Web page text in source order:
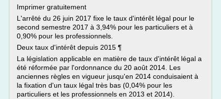
Imprimer gratuitement
L'arrêté du 26 juin 2017 fixe le taux d'intérêt légal pour le
second semestre 2017 à 3,94% pour les particuliers et à
0,90% pour les professionnels.
Deux taux d'intérêt depuis 2015 ¶
La législation applicable en matière de taux d'intérêt légal a
été réformée par l'ordonnance du 20 août 2014. Les
anciennes règles en vigueur jusqu'en 2014 conduisaient à
la fixation d'un taux légal très bas (0,04% pour les
particuliers et les professionnels en 2013 et 2014).